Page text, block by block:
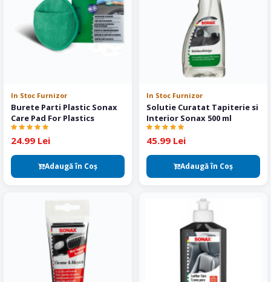
In Stoc Furnizor
Burete Parti Plastic Sonax
Care Pad For Plastics
24.99 Lei
Adaugă în Coş
In Stoc Furnizor
Solutie Curatat Tapiterie si
Interior Sonax 500 ml
45.99 Lei
Adaugă în Coş